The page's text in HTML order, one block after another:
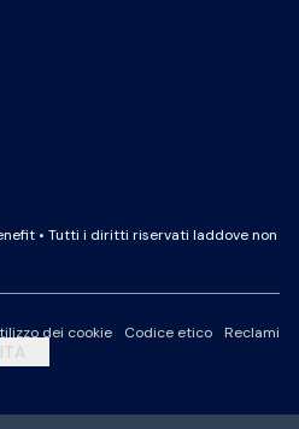
• Tutti i diritti riservati laddove non
dei cookie Codice etico
Reclami
ITA